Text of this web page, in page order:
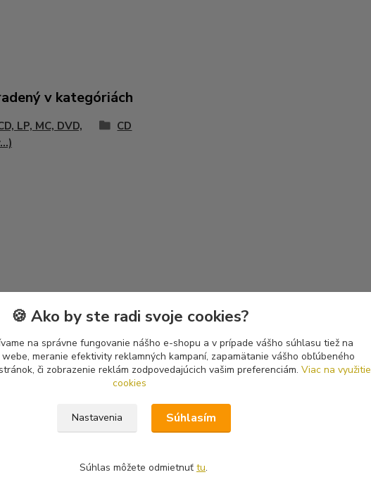
v kategóriách
LP, MC, DVD,
CD
🍪 Ako by ste radi svoje cookies?
na správne fungovanie nášho e-shopu a v prípade vášho súhlasu tiež na
meranie efektivity reklamných kampaní, zapamätanie vášho obľúbeného
či zobrazenie reklám zodpovedajúcich vašim preferenciám. Viac na využitie
cookies
Nastavenia Súhlasím
Súhlas môžete odmietnuť tu.